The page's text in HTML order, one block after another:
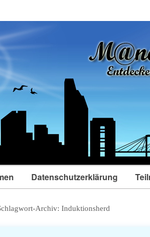
Datenschutzerklärung
Archiv: Induktionsherd